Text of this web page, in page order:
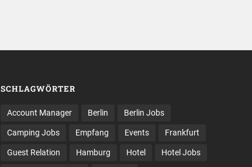
SCHLAGWÖRTER
Account Manager Berlin Berlin Jobs
Camping Jobs Empfang Events Frankfurt
Guest Relation Hamburg Hotel Hotel Jobs